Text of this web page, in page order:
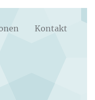
Kontakt